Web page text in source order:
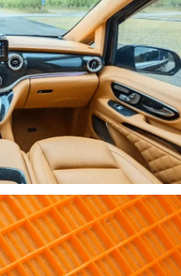
ထုတ်ကုန်တွေ...
လွတ်ချိန်များသည်
က်လည်း အသုံးပြုနိုင်သည်၊
၊ စတီးရာင်ဝီးများ၊ အမှတ်
း၊ ရှေ့ဘီးလ်အစိတ်အပိုင်းများ